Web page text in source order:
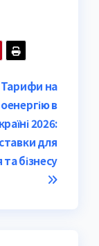
Тарифи на
в
2026:
для
бізнесу